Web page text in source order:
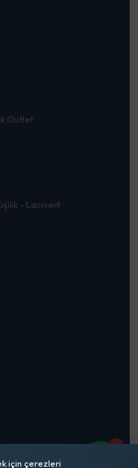
Outlet
- Lacivert
1
için çerezleri